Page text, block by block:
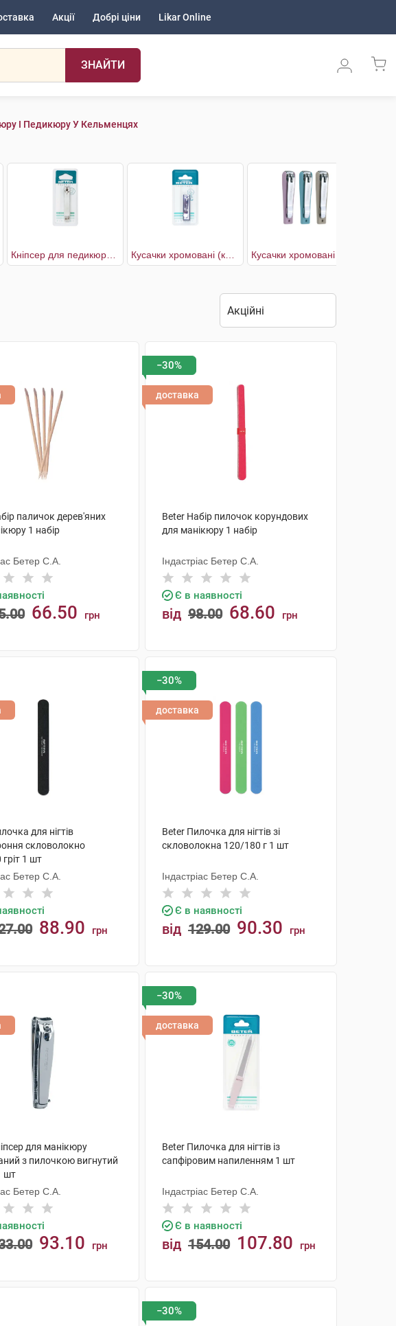
Акції Добрі ціни Likar Online
ЗНАЙТИ
І Педикюру У Кельменцях
паличок дерев'яних
1 набір
Бетер С.А.
66.50 грн
−30%
доставка
Beter Набір пилочок корундових
для манікюру 1 набір
Індастріас Бетер С.А.
Є в наявності
від 98.00 68.60 грн
для нігтів
скловолокно
1 шт
Бетер С.А.
88.90 грн
−30%
доставка
Beter Пилочка для нігтів зі
скловолокна 120/180 г 1 шт
Індастріас Бетер С.А.
Є в наявності
від 129.00 90.30 грн
для манікюру
з пилочкою вигнутий
шт
Бетер С.А.
93.10 грн
−30%
доставка
Beter Пилочка для нігтів із
сапфіровим напиленням 1 шт
Індастріас Бетер С.А.
Є в наявності
від 154.00 107.80 грн
−30%